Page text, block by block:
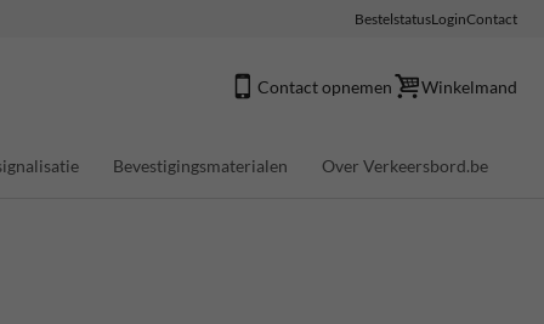
BestelstatusLoginContact
Contact opnemen Winkelmand
Bevestigingsmaterialen Over Verkeersbord.be